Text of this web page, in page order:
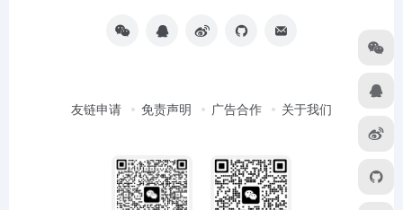
友链申请 免责声明 广告合作 关于我们